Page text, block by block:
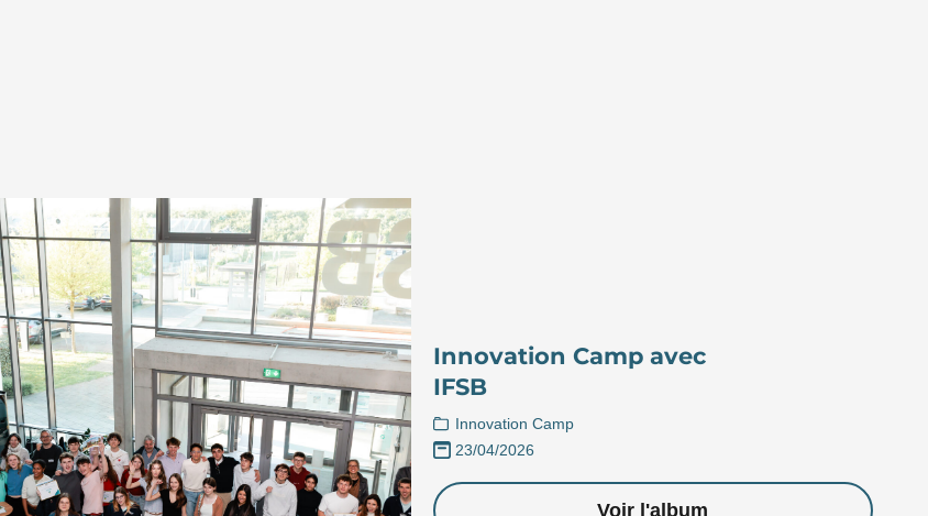
Innovation Camp avec
IFSB
Innovation Camp
23/04/2026
Voir l'album